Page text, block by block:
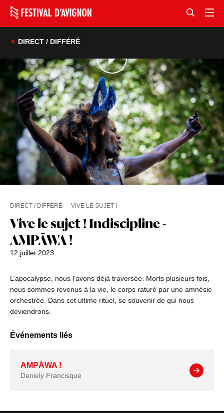
DIRECT / DIFFÉRÉ
Vive le sujet ! Indiscipline -
AMPĀWA !
12 juillet 2023
DIRECT / DIFFÉRÉ VIVE LE SUJET !
L’apocalypse, nous l’avons déjà traversée. Morts plusieurs fois,
nous sommes revenus à la vie, le corps raturé par une amnésie
orchestrée. Dans cet ultime rituel, se souvenir de qui nous
deviendrons.
Événements liés
AMPĀWA !
Daniely Francisque